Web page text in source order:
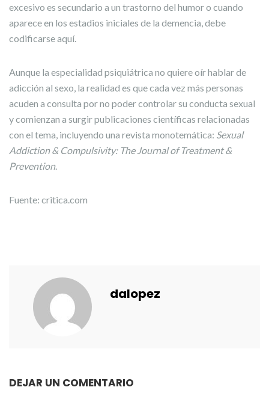
excesivo es secundario a un trastorno del humor o cuando
aparece en los estadios iniciales de la demencia, debe
codificarse aquí.
Aunque la especialidad psiquiátrica no quiere oír hablar de
adicción al sexo, la realidad es que cada vez más personas
acuden a consulta por no poder controlar su conducta sexual
y comienzan a surgir publicaciones científicas relacionadas
con el tema, incluyendo una revista monotemática: Sexual
Addiction & Compulsivity: The Journal of Treatment &
Prevention.
Fuente: critica.com
dalopez
DEJAR UN COMENTARIO